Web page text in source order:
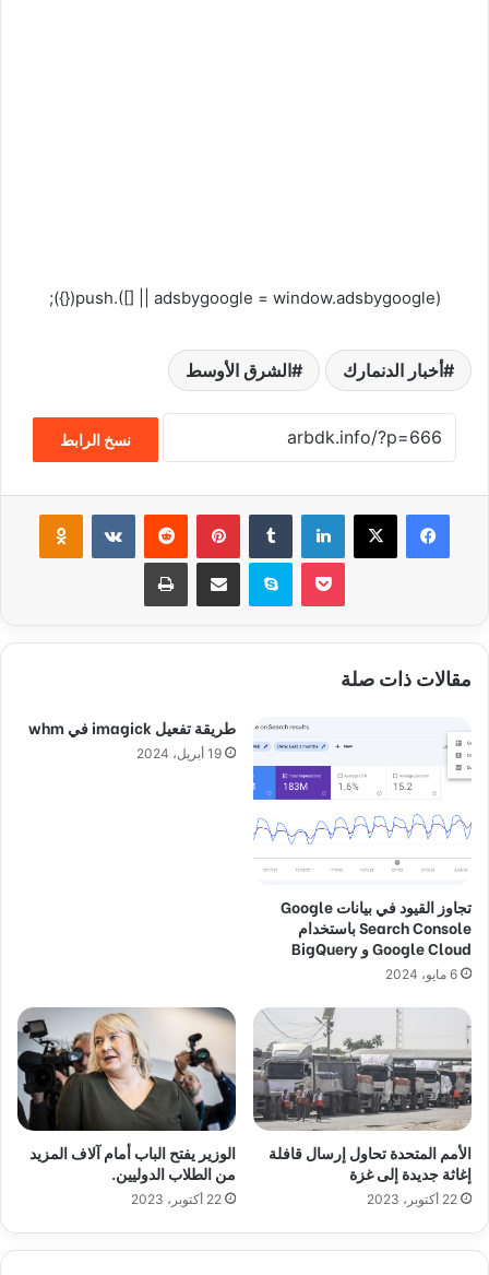
(adsbygoogle = window.adsbygoogle || []).push({});
أخبار الدنمارك الشرق الأوسط
نسخ الرابط
فيسبوك لينكدإن بينتيريست
سكايب
مقالات ذات صلة
تجاوز القيود في بيانات Google
Search Console باستخدام
Google Cloud و BigQuery
6 مايو، 2024
طريقة تفعيل imagick في whm
19 أبريل، 2024
الأمم المتحدة تحاول إرسال قافلة
إغاثة جديدة إلى غزة
22 أكتوبر، 2023
الوزير يفتح الباب أمام آلاف المزيد
من الطلاب الدوليين.
22 أكتوبر، 2023